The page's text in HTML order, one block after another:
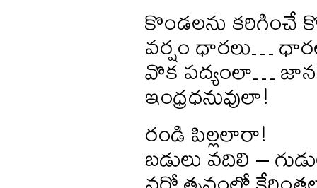
కొండలను కరిగించే
వర్షం ధారలు…
వొక పద్యంలా…
ఇంధ్రధనువులా!
రండి పిల్లలారా!
బడులు వదిలి –